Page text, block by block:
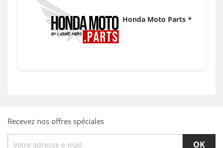
Honda Moto Parts *
Recevez nos offres spéciales